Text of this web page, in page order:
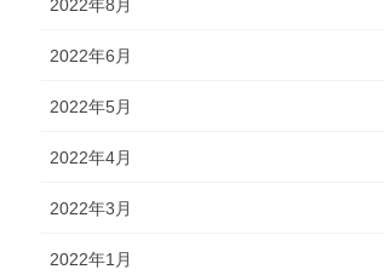
2022年8月
2022年6月
2022年5月
2022年4月
2022年3月
2022年1月